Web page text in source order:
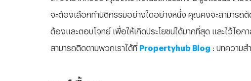
จะต้องเลือกทำนิติกรรมอย่างใดอย่างหนึ่ง คุณคงจะสามารถตั
ต้องและตอบโจทย์ เพื่อให้เกิดประโยชน์ได้มากที่สุด และไว้โอ
สามารถติดตามพวกเราได้ที่ Propertyhub Blog : บทความส